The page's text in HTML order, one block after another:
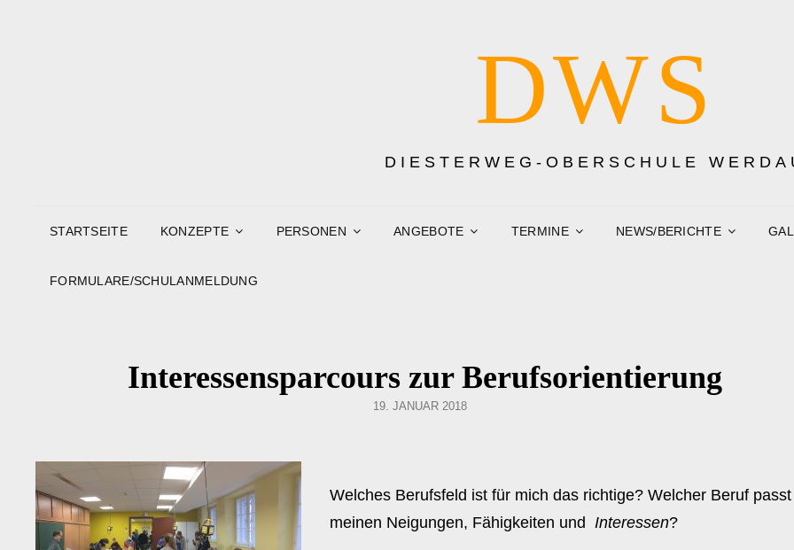
DWS
DIESTERWEG-OBERSCHULE
STARTSEITE KONZEPTE PERSONEN ANGEBOTE TERMINE NEWS/BERICHTE
FORMULARE/SCHULANMELDUNG
Interessensparcours zur Berufsorientierung
POSTED
19. JANUAR 2018
Welches Berufsfeld ist für mich das richtige? Welcher Beruf
meinen Neigungen, Fähigkeiten und Interessen?